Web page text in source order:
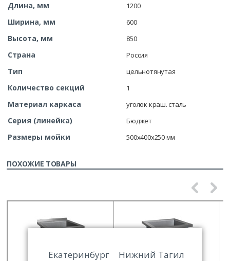
Длина, мм 1200
Ширина, мм 600
Высота, мм 850
Страна Россия
Тип цельнотянутая
Количество секций 1
Материал каркаса уголок краш. сталь
Серия (линейка) Бюджет
Размеры мойки 500х400х250 мм
ПОХОЖИЕ ТОВАРЫ
Екатеринбург
Нижний Тагил